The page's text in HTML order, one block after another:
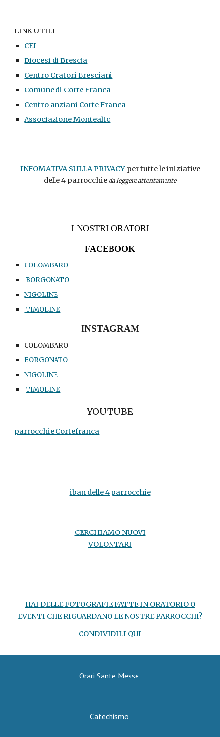
LINK UTILI
CEI
Diocesi di Brescia
Centro Oratori Bresciani
Comune di Corte Franca
Centro anziani Corte Franca
Associazione Montealto
INFOMATIVA SULLA PRIVACYper tutte le iniziative
delle 4 parrocchie da leggere attentamente
I NOSTRI ORATORI
FACEBOOK
COLOMBARO
BORGONATO
NIGOLINE
TIMOLINE
INSTAGRAM
COLOMBARO
BORGONATO
NIGOLINE
TIMOLINE
YOUTUBE
parrocchie Cortefranca
iban delle 4 parrocchie
CERCHIAMO NUOVI
VOLONTARI
HAI DELLE FOTOGRAFIE FATTE IN ORATORIO O
EVENTI CHE RIGUARDANO LE NOSTRE PARROCCHI?
CONDIVIDILI QUI
Orari Sante Messe
Catechismo